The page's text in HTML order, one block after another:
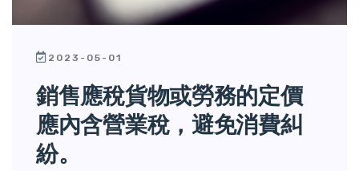
2023-05-01
銷售應稅貨物或勞務的定價
應內含營業稅，避免消費糾
紛。